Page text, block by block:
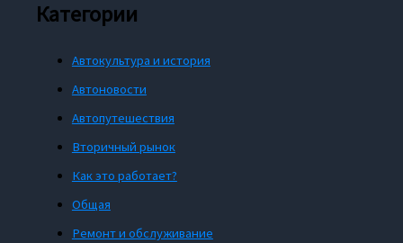
Категории
Автокультура и история
Автоновости
Автопутешествия
Вторичный рынок
Как это работает?
Общая
Ремонт и обслуживание